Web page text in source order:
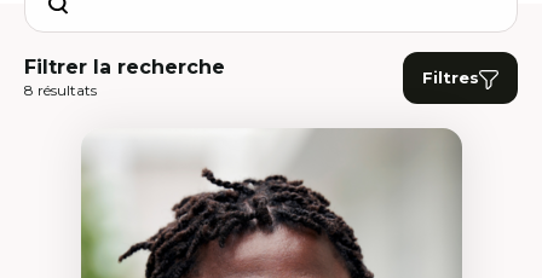
Filtrer la recherche
8 résultats
Filtres